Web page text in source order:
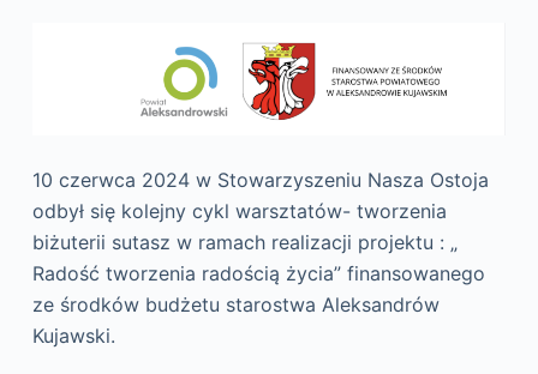
10 czerwca 2024 w Stowarzyszeniu Nasza Ostoja
odbył się kolejny cykl warsztatów- tworzenia
biżuterii sutasz w ramach realizacji projektu : „
Radość tworzenia radością życia” finansowanego
ze środków budżetu starostwa Aleksandrów
Kujawski.